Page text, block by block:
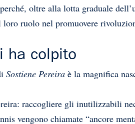
oltre alla lotta graduale
ruolo nel promuovere
ha colpito
Sostiene Pereira è la magnifica
raccogliere gli inutilizzabili
vengono chiamate “ancore